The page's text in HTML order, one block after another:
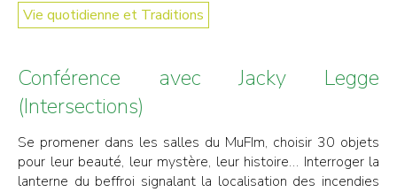
Vie quotidienne et Traditions
Conférence avec Jacky Legge
(Intersections)
Se promener dans les salles du MuFIm, choisir 30 objets
pour leur beauté, leur mystère, leur histoire… Interroger la
lanterne du beffroi signalant la localisation des incendies